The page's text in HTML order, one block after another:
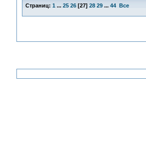
Страниц: 1 ... 25 26[27] 28 29 ... 44 Все